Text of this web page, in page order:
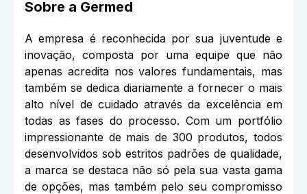
Sobre a Germed
A empresa é reconhecida por sua juventude e
inovação, composta por uma equipe que não
apenas acredita nos valores fundamentais, mas
também se dedica diariamente a fornecer o mais
alto nível de cuidado através da excelência em
todas as fases do processo. Com um portfólio
impressionante de mais de 300 produtos, todos
desenvolvidos sob estritos padrões de qualidade,
a marca se destaca não só pela sua vasta gama
de opções, mas também pelo seu compromisso